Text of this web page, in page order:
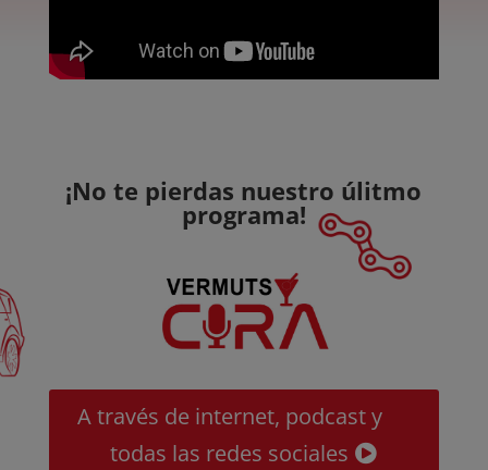
¡No te pierdas nuestro úlitmo
programa!
A través de internet, podcast y
todas las redes sociales